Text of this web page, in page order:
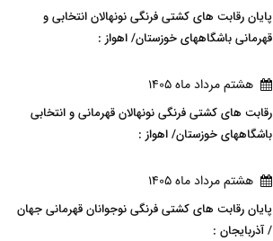
پایان رقابت های کشتی فرنگی نونهالان انتخابی و
قهرمانی باشگاههای خوزستان/ اهواز :
هشتم مرداد ماه 1405
رقابت های کشتی فرنگی نونهالان قهرمانی و انتخابی
باشگاههای خوزستان/ اهواز :
هشتم مرداد ماه 1405
پایان رقابت های کشتی فرنگی نوجوانان قهرمانی جهان
/ آذربایجان :